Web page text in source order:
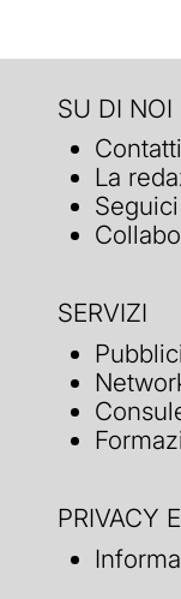
SU DI NOI
Contatti
La
Seguici
SERVIZI
PRIVACY